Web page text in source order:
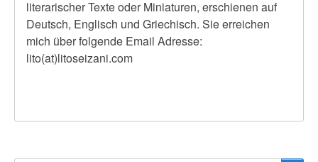
literarischer Texte oder Miniaturen, erschienen auf
Deutsch, Englisch und Griechisch. Sie erreichen
mich über folgende Email Adresse:
lito(at)litoseizani.com